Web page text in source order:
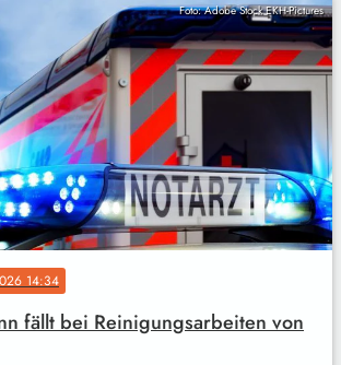
Foto: Adobe Stock EKH-Pictures
14:34
fällt bei Reinigungsarbeiten von